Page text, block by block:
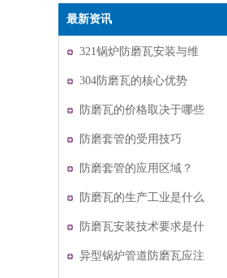
最新资讯
321锅炉防磨瓦安装与维
护
304防磨瓦的核心优势
防磨瓦的价格取决于哪些
因素？
防磨套管的受用技巧
防磨套管的应用区域？
防磨瓦的生产工业是什么
防磨瓦安装技术要求是什
么
异型锅炉管道防磨瓦应注